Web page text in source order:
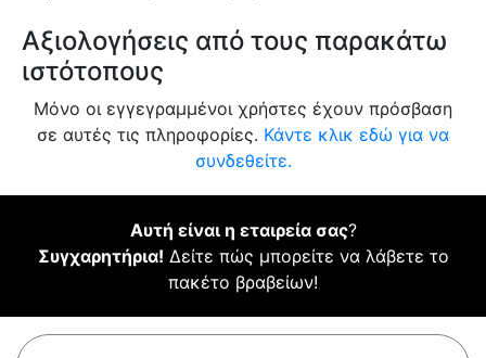
Αξιολογήσεις από τους παρακάτω
ιστότοπους
Μόνο οι εγγεγραμμένοι χρήστες έχουν πρόσβαση
σε αυτές τις πληροφορίες. Κάντε κλικ εδώ για να
συνδεθείτε.
Αυτή είναι η εταιρεία σας?
Συγχαρητήρια! Δείτε πώς μπορείτε να λάβετε το
πακέτο βραβείων!